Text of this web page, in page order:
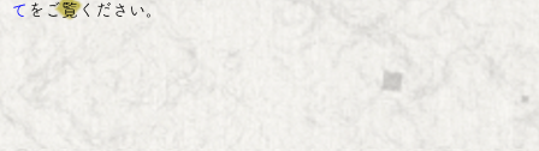
て をご覧ください。